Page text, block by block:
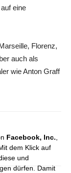
eine
Florenz,
auch als
wie Anton Graff
Facebook, Inc.
dem Klick auf
und
dürfen. Damit